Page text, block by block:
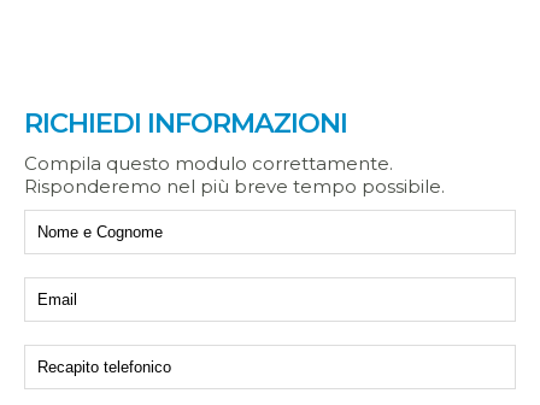
RICHIEDI INFORMAZIONI
Compila questo modulo correttamente.
Risponderemo nel più breve tempo possibile.